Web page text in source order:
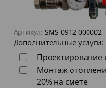
Артикул: SMS 0912 000002
Дополнительные услуги:
Проектирование
Монтаж
20% на смете